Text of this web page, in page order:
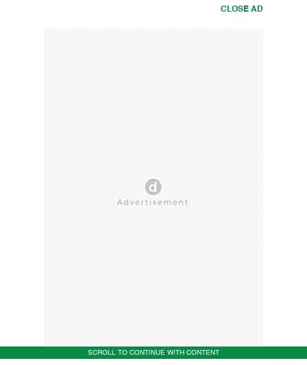
CLOSE AD
SCROLL TO CONTINUE WITH CONTENT